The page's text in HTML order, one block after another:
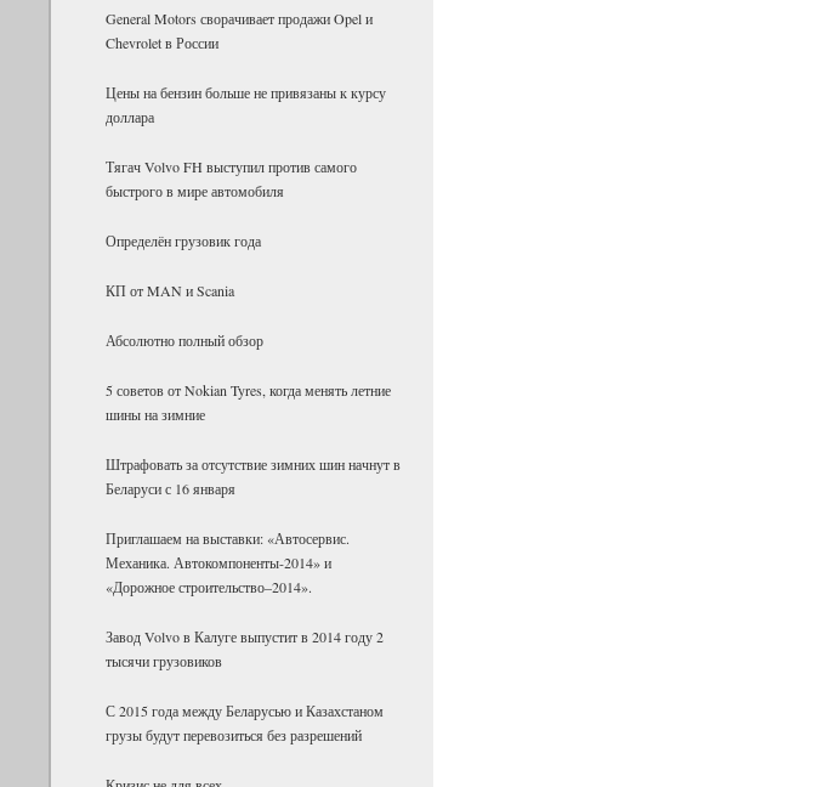
General Motors сворачивает продажи Opel и
Chevrolet в России
Цены на бензин больше не привязаны к курсу
доллара
Тягач Volvo FH выступил против самого
быстрого в мире автомобиля
Определён грузовик года
КП от MAN и Scania
Абсолютно полный обзор
5 советов от Nokian Tyres, когда менять летние
шины на зимние
Штрафовать за отсутствие зимних шин начнут в
Беларуси с 16 января
Приглашаем на выставки: «Автосервис.
Механика. Автокомпоненты-2014» и
«Дорожное строительство–2014».
Завод Volvo в Калуге выпустит в 2014 году 2
тысячи грузовиков
С 2015 года между Беларусью и Казахстаном
грузы будут перевозиться без разрешений